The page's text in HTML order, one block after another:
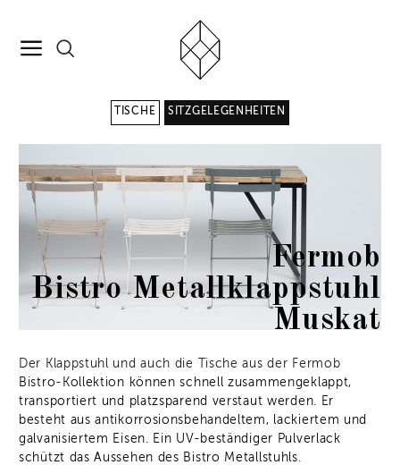
TISCHE SITZGELEGENHEITEN
Fermob
Bistro Metallklappstuhl
Muskat
Der Klappstuhl und auch die Tische aus der Fermob
Bistro-Kollektion können schnell zusammengeklappt,
transportiert und platzsparend verstaut werden. Er
besteht aus antikorrosionsbehandeltem, lackiertem und
galvanisiertem Eisen. Ein UV-beständiger Pulverlack
schützt das Aussehen des Bistro Metallstuhls.